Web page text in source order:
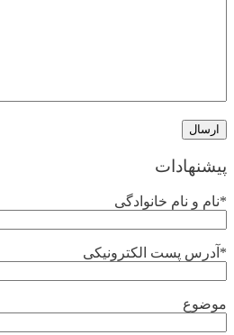
پیشنهادات
*نام و نام خانوادگی
*آدرس پست الکترونیکی
موضوع